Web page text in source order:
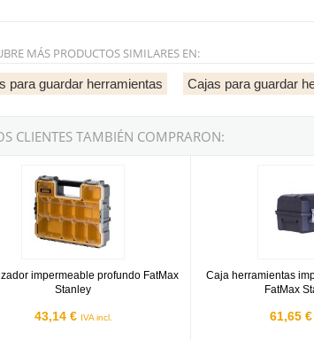
MÁS PRODUCTOS SIMILARES EN:
para guardar herramientas Cajas para guardar
CLIENTES TAMBIÉN COMPRARON:
impermeable profundo FatMax
Stanley
43,14 € IVA incl.
Caja herramientas
FatMax
61,65 €